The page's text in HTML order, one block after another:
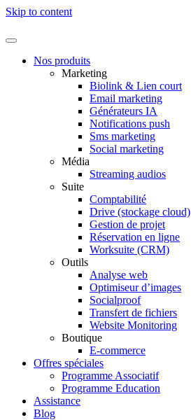
Skip to content
Nos produits
Marketing
Biolink & Lien court
Email marketing
Générateurs IA
Notifications push
Sms marketing
Social marketing
Média
Streaming audios
Suite
Comptabilité
Drive (stockage cloud)
Gestion de projet
Réservation en ligne
Worksuite (CRM)
Outils
Analyse web
Optimiseur d’images
Socialproof
Transfert de fichiers
Website Monitoring
Boutique
E-commerce
Offres spéciales
Programme Associatif
Programme Education
Assistance
Blog